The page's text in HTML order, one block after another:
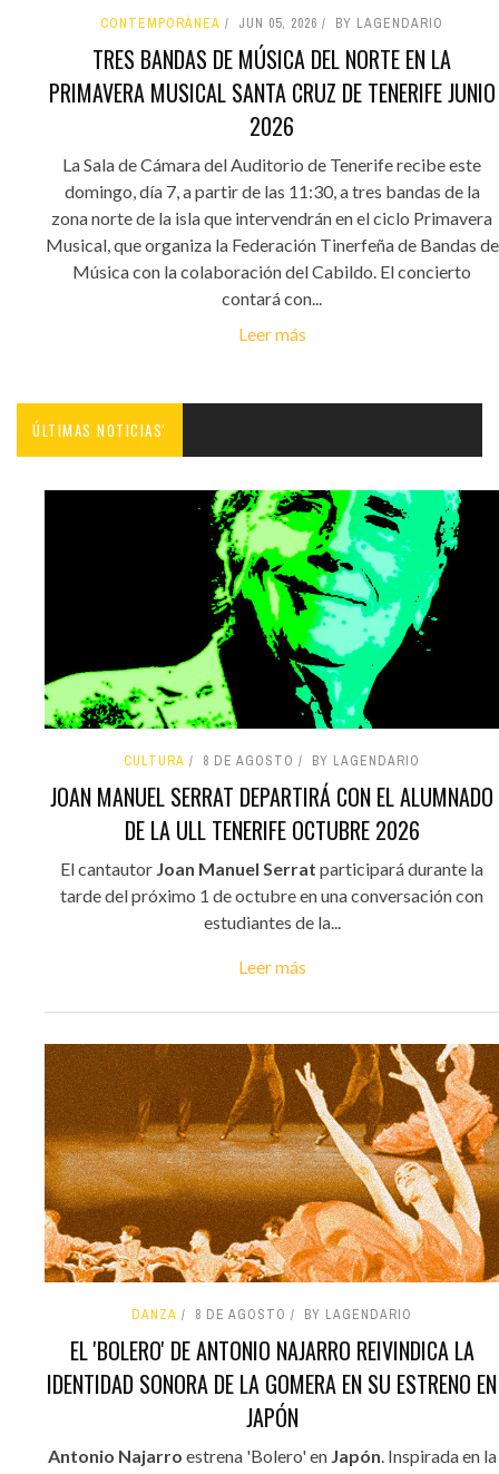
CONTEMPORÁNEA JUN 05, 2026 BY LAGENDARIO
TRES BANDAS DE MÚSICA DEL NORTE EN LA
PRIMAVERA MUSICAL SANTA CRUZ DE TENERIFE JUNIO
2026
La Sala de Cámara del Auditorio de Tenerife recibe este
domingo, día 7, a partir de las 11:30, a tres bandas de la
zona norte de la isla que intervendrán en el ciclo Primavera
Musical, que organiza la Federación Tinerfeña de Bandas de
Música con la colaboración del Cabildo. El concierto
contará con...
Leer más
ÚLTIMAS NOTICIAS'
CULTURA 8 DE AGOSTO BY LAGENDARIO
JOAN MANUEL SERRAT DEPARTIRÁ CON EL ALUMNADO
DE LA ULL TENERIFE OCTUBRE 2026
El cantautor Joan Manuel Serrat participará durante la
tarde del próximo 1 de octubre en una conversación con
estudiantes de la...
Leer más
DANZA 8 DE AGOSTO BY LAGENDARIO
EL 'BOLERO' DE ANTONIO NAJARRO REIVINDICA LA
IDENTIDAD SONORA DE LA GOMERA EN SU ESTRENO EN
JAPÓN
Antonio Najarro estrena 'Bolero' en Japón. Inspirada en la